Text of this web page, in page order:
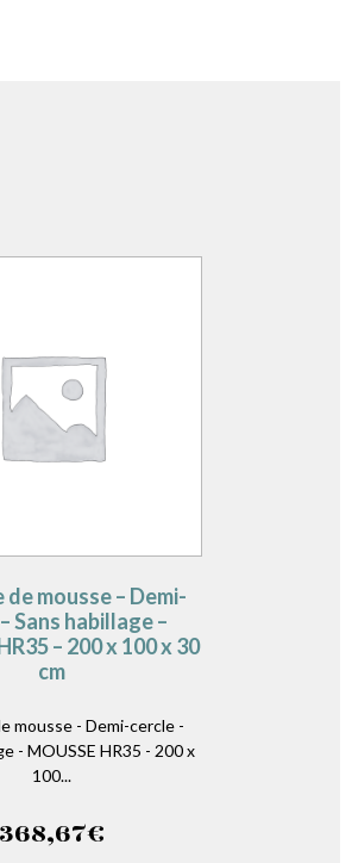
de mousse – Demi-
Sans habillage –
– 200 x 100 x 30
cm
mousse - Demi-cercle -
- MOUSSE HR35 - 200 x
100...
368,67€